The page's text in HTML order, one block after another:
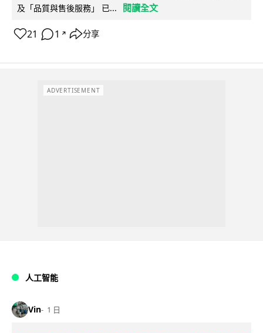
及「品質與售後服務」 已...
閱讀全文
21 1 ↗ 分享
ADVERTISEMENT
人工智能
Vin 1 日